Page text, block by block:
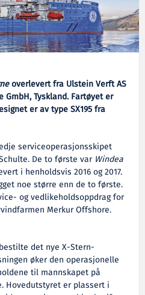
overlevert fra Ulstein Verft AS
Tyskland. Fartøyet er
er av type SX195 fra
serviceoperasjonsskipet
De to første var Windea
i henholdsvis 2016 og 2017.
noe større enn de to første.
og vedlikeholdsoppdrag for
Merkur Offshore.
det nye X-Stern-
øker den operasjonelle
til mannskapet på
Hovedutstyret er plassert i